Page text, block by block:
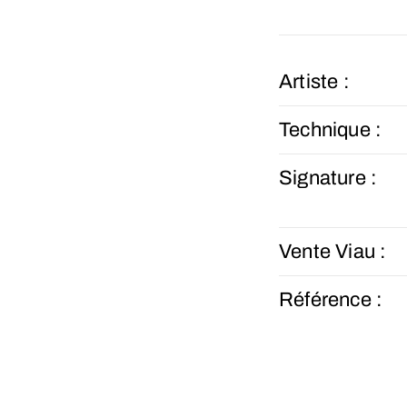
Artiste :
Technique :
Signature :
Vente Viau :
Référence :